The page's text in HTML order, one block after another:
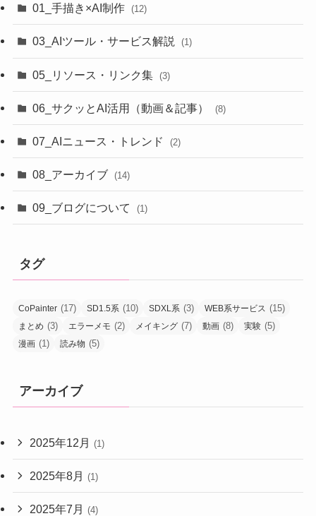
01_手描き×AI制作 (12)
03_AIツール・サービス解説 (1)
05_リソース・リンク集 (3)
06_サクッとAI活用（動画＆記事） (8)
07_AIニュース・トレンド (2)
08_アーカイブ (14)
09_ブログについて (1)
タグ
CoPainter (17) SD1.5系 (10) SDXL系 (3) WEB系サービス (15)
まとめ (3) エラーメモ (2) メイキング (7) 動画 (8) 実験 (5)
漫画 (1) 読み物 (5)
アーカイブ
2025年12月 (1)
2025年8月 (1)
2025年7月 (4)